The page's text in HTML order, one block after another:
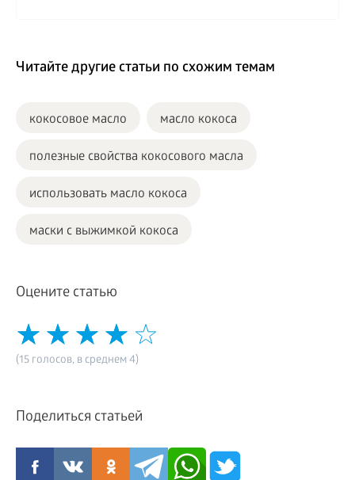
Читайте другие статьи по схожим темам
кокосовое масло масло кокоса
полезные свойства кокосового масла
использовать масло кокоса
маски с выжимкой кокоса
Оцените статью
(15 голосов, в среднем 4)
Поделиться статьей